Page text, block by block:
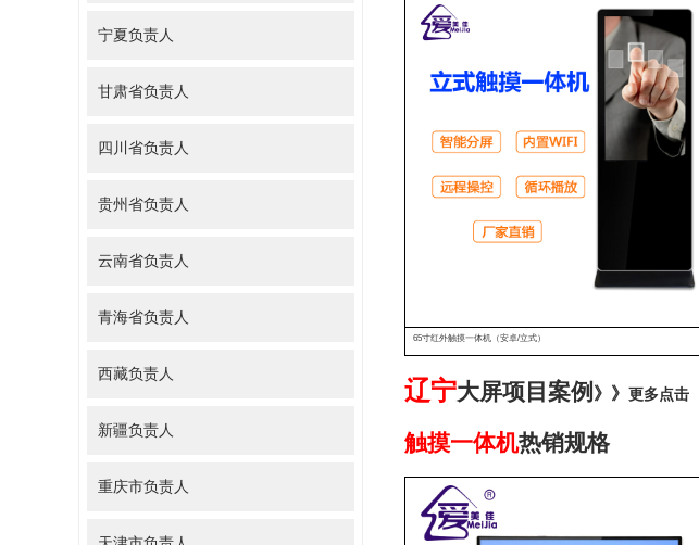
宁夏负责人
甘肃省负责人
四川省负责人
贵州省负责人
云南省负责人
青海省负责人
西藏负责人
新疆负责人
重庆市负责人
65寸红外触摸一体机（安卓/立式）
辽宁大屏项目案例 》》 更多点击
触摸一体机热销规格